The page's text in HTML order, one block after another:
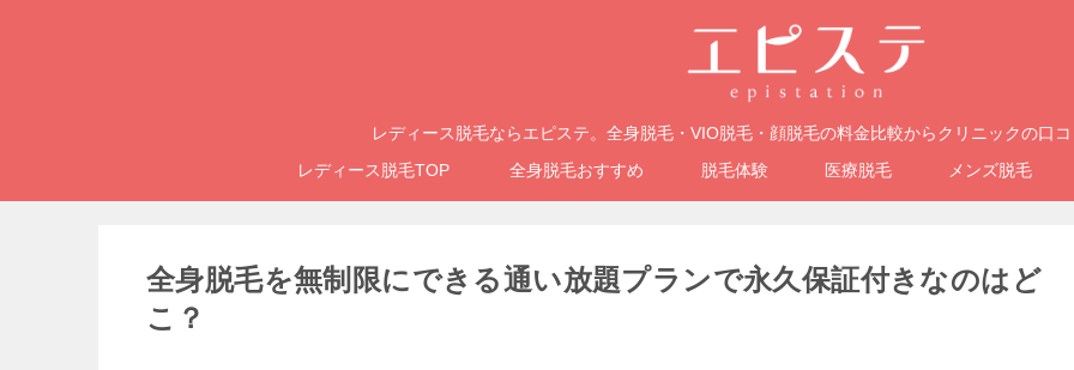
レディース脱毛ならエピステ。全身脱毛・VIO脱毛・顔脱毛の料金比較からクリニックの口
レディース脱毛TOP
全身脱毛おすすめ 脱毛体験 医療脱毛 メンズ脱毛
全身脱毛を無制限にできる通い放題プランで永久保証付きなのはど
こ？